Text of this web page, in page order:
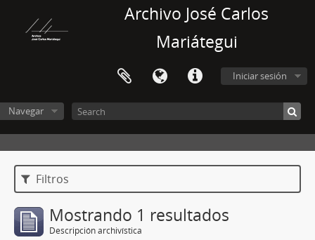
Archivo José Carlos
Mariátegui
Iniciar sesión
Navegar
Filtros
Mostrando 1 resultados
Descripción archivística